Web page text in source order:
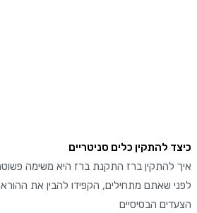
להתקין כלים סניטריים
ברז התקנת ברז היא משימה פשוטה
שאתם מתחילים, הקפידו להבין את ההוראות
הבסיסיים